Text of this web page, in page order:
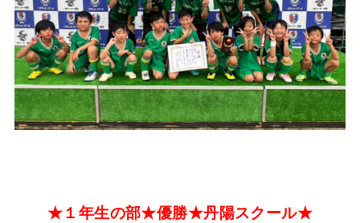
★１年生の部★優勝★丹陽スクール★